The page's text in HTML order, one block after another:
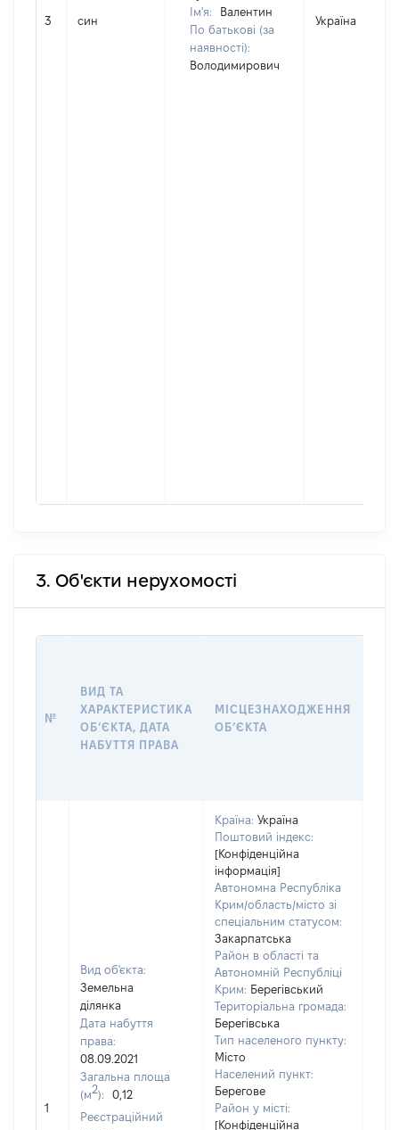
3 син
Ім'я:
Валентин
По батькові (за
наявності):
Володимирович
Україна
3. Об'єкти нерухомості
№
ВИД ТА
ХАРАКТЕРИСТИКА
ОБʼЄКТА, ДАТА
НАБУТТЯ ПРАВА
МІСЦЕЗНАХОДЖЕННЯ
ОБʼЄКТА
1
Вид об'єкта:
Земельна
ділянка
Дата набуття
права:
08.09.2021
Загальна площа
(м2):
0,12
Реєстраційний
Країна: Україна
Поштовий індекс:
[Конфіденційна
інформація]
Автономна Республіка
Крим/область/місто зі
спеціальним статусом:
Закарпатська
Район в області та
Автономній Республіці
Крим: Берегівський
Територіальна громада:
Берегівська
Тип населеного пункту:
Місто
Населений пункт:
Берегове
Район у місті:
[Конфіденційна